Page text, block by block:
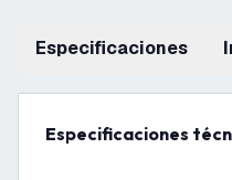
Especificaciones
Especificaciones